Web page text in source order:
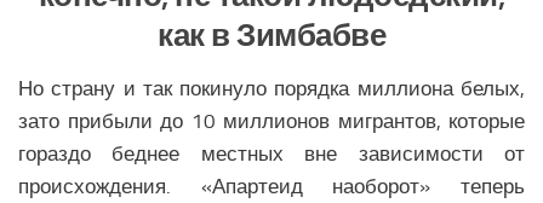
как в Зимбабве
Но страну и так покинуло порядка миллиона белых,
зато прибыли до 10 миллионов мигрантов, которые
гораздо беднее местных вне зависимости от
происхождения. «Апартеид наоборот» теперь